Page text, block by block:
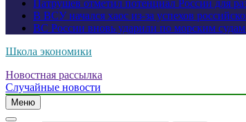
Патрушев отметил потенциал России для
В ВСУ начался хаос из-за успехов
ВС России вновь ударили по морским
Школа экономики
Новостная рассылка
Случайные новости
Меню